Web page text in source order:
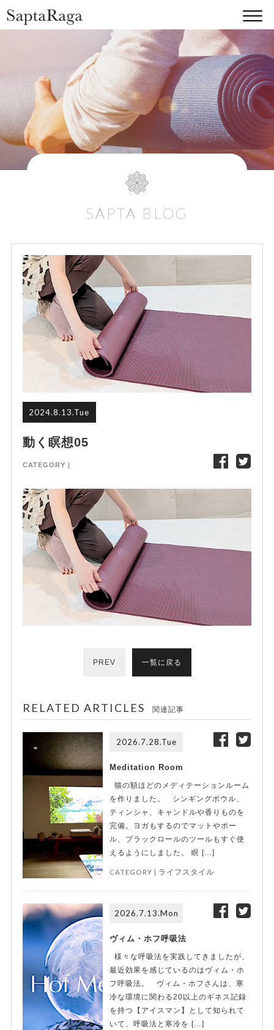
SAPTA BLOG
2024.8.13.Tue
動く瞑想05
CATEGORY |
PREV 一覧に戻る
RELATED ARTICLES 関連記事
2026.7.28.Tue
Meditation Room
猫の額ほどのメディテーションルーム
を作りました。 シンギングボウル、
ティンシャ、キャンドルや香りものを
完備。ヨガもするのでマットやポー
ル、ブラックロールのツールもすぐ使
えるようにしました。 瞑 […]
CATEGORY | ライフスタイル
2026.7.13.Mon
ヴィム・ホフ呼吸法
様々な呼吸法を実践してきましたが、
最近効果を感じているのはヴィム・ホ
フ呼吸法。 ヴィム・ホフさんは、寒
冷な環境に関わる20以上のギネス記録
を持つ【アイスマン】として知られて
いて、呼吸法と寒冷を […]